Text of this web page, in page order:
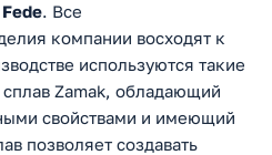
Fede. Все
компании восходят к
используются такие
Zamak, обладающий
свойствами и имеющий
позволяет создавать